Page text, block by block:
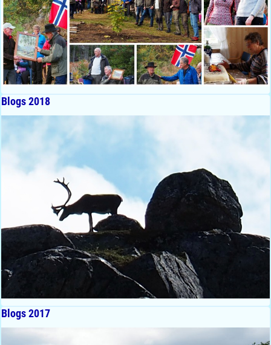
Blogs 2018
Blogs 2017